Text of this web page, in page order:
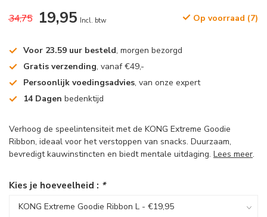
34,75 19,95 Incl. btw Op voorraad (7)
Voor 23.59 uur besteld, morgen bezorgd
Gratis verzending, vanaf €49,-
Persoonlijk voedingsadvies, van onze expert
14 Dagen bedenktijd
Verhoog de speelintensiteit met de KONG Extreme Goodie
Ribbon, ideaal voor het verstoppen van snacks. Duurzaam,
bevredigt kauwinstincten en biedt mentale uitdaging. Lees meer.
Kies je hoeveelheid : *